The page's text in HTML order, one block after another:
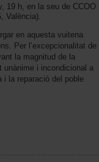
19 h, en la seu de CCOO
València).
en aquesta vuitena
Per l’excepcionalitat de
la magnitud de la
unànime i incondicional a
i la reparació del poble